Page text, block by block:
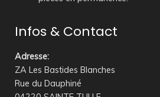
Infos & Contact
Adresse:
ZA Les Bastides Blanches
Rue du Dauphiné